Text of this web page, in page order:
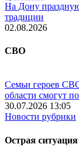
На Дону
традиции
02.08.2026
СВО
Семьи героев
области смогут
30.07.2026 13:05
Новости рубрики
Острая ситуация